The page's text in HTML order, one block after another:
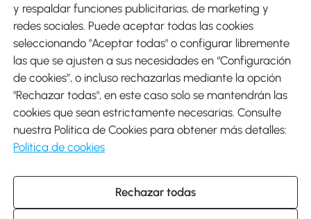
Envíos
Descargar Aosom App
Google Play
931 29 45 12 (L-V de 8:30 a 17:30h)
atencioncliente@aosom.es
y respaldar funciones publicitarias, de marketing y
redes sociales. Puede aceptar todas las cookies
seleccionando "Aceptar todas" o configurar libremente
las que se ajusten a sus necesidades en “Configuración
de cookies”, o incluso rechazarlas mediante la opción
"Rechazar todas", en este caso solo se mantendrán las
cookies que sean estrictamente necesarias. Consulte
nuestra Política de Cookies para obtener más detalles:
Política de cookies
Rechazar todas